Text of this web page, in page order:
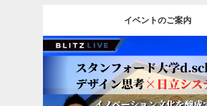
イベントのご案内